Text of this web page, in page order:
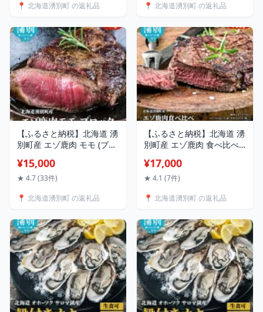
ング 海鮮 刺身 冷凍 帆立 ふ
お届け：入金確認後、準備
出来次第お届け
📍 北海道湧別町 の返礼品
さと納税 帆立 ふるさと 規
📍 北海道湧別町 の返礼品
【ふるさと納税】北海道 湧
別町産 エゾ鹿肉 モモ (ブロ
鹿 しか肉 シカ肉 エゾシカ
エゾシカ肉 もも肉 エゾ鹿
国産 産地直送 オホーツク
¥15,000
★ 4.7 (33件)
📍 北海道湧別町 の返礼品
【ふるさと納税】北海道 湧
別町産 エゾ鹿肉 食べ比べ
ック 【 お肉 ジビエ 食べ比
べ 鹿 しか肉 シカ肉 エゾシ
ス ロース肉 エゾ鹿 冷凍 低
地直送 オホーツク 】
¥17,000
★ 4.1 (7件)
📍 北海道湧別町 の返礼品